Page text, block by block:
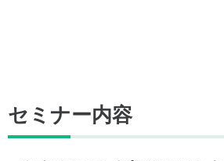
セミナー内容